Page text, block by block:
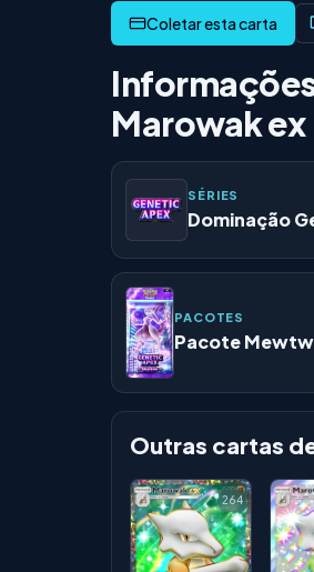
Marowak ex
SÉRIES
Dominação
PACOTES
Pacote
Outras cartas
264